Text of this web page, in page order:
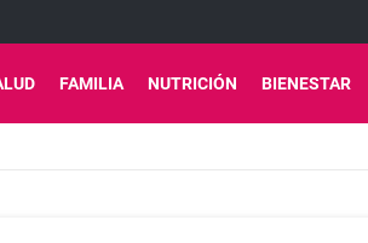
FAMILIA NUTRICIÓN BIENESTAR